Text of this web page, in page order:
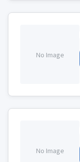
No Image
No Image